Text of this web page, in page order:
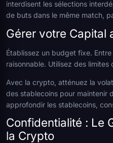
interdisent les sélections
de buts dans le même match,
Gérer votre Capital
Établissez un budget fixe.
raisonnable. Utilisez des
Avec la crypto, atténuez la
des stablecoins pour maintenir
approfondir les stablecoins,
Confidentialité : Le
la Crypto